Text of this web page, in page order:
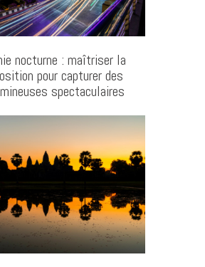
nocturne : maîtriser la
pour capturer des
spectaculaires